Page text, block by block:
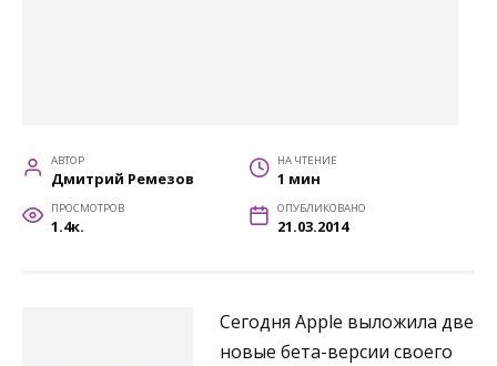
АВТОР
Дмитрий Ремезов
НА ЧТЕНИЕ
1 мин
ПРОСМОТРОВ
1.4к.
ОПУБЛИКОВАНО
21.03.2014
Сегодня Apple выложила две
новые бета-версии своего